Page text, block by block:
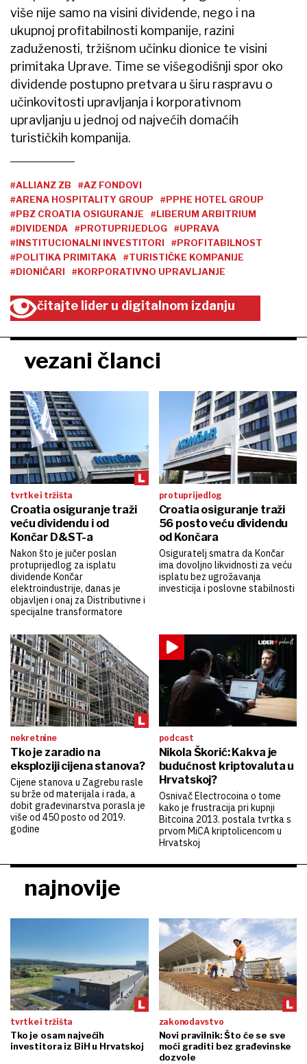
više nije samo na visini dividende, nego i na
ukupnoj profitabilnosti kompanije, razini
zaduženosti, tržišnom učinku dionice te visini
primitaka Uprave. Time se višegodišnji spor oko
dividende postupno pretvara u širu raspravu o
učinkovitosti upravljanja i korporativnom
upravljanju u jednoj od najvećih domaćih
turističkih kompanija.
#ALLIANZ ZB
#AZ FONDOVI
#ARENA HOSPITALITY GROUP
#PPHE HOTEL GROUP
#PBZ CROATIA OSIGURANJE
#LIBERUM ARBITRIUM
#DIVIDENDA
#PROTUPRIJEDLOG
#UPRAVA
#INSTITUCIONALNI INVESTITORI
#PROFITABILNOST
#POLITIKA PRIMITAKA
#TURISTIČKE KOMPANIJE
#DIONIČARI
#KORPORATIVNO UPRAVLJANJE
čitajte lider u digitalnom izdanju
vezani članci
tvrtke i tržišta
Croatia osiguranje traži
veću dividendu i od
Končar D&ST-a
Nakon što je jučer poslan
protuprijedlog za isplatu
dividende Končar
elektroindustrije, danas je
objavljen i onaj za Distributivne i
specijalne transformatore
protuprijedlog
Croatia osiguranje traži
56 posto veću dividendu
od Končara
Osiguratelj smatra da Končar
ima dovoljno likvidnosti za veću
isplatu bez ugrožavanja
investicija i poslovne stabilnosti
nekretnine
Tko je zaradio na
eksploziji cijena stanova?
Cijene stanova u Zagrebu rasle
su brže od materijala i rada, a
dobit građevinarstva porasla je
više od 450 posto od 2019.
godine
podcast
Nikola Škorić: Kakva je
budućnost kriptovaluta u
Hrvatskoj?
Osnivač Electrocoina o tome
kako je frustracija pri kupnji
Bitcoina 2013. postala tvrtka s
prvom MiCA kriptolicencom u
Hrvatskoj
najnovije
tvrtke i tržišta
Tko je osam najvećih
investitora iz BiH u Hrvatskoj
zakonodavstvo
Novi pravilnik: Što će se sve
moći graditi bez građevinske
dozvole